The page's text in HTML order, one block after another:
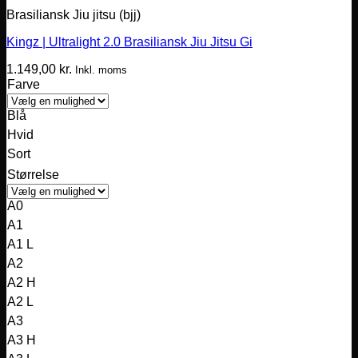
Brasiliansk Jiu jitsu (bjj)
Kingz | Ultralight 2.0 Brasiliansk Jiu Jitsu Gi
1.149,00 kr. Inkl. moms
Farve
Blå
Hvid
Sort
Størrelse
A0
A1
A1 L
A2
A2 H
A2 L
A3
A3 H